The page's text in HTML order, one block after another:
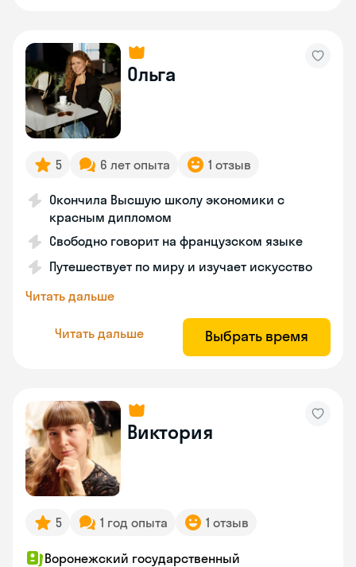
Ольга
5 6 лет опыта 1 отзыв
Окончила Высшую школу экономики с
красным дипломом
Свободно говорит на французском языке
Путешествует по миру и изучает искусство
Читать дальше
Читать дальше Выбрать время
Виктория
5 1 год опыта 1 отзыв
Воронежский государственный